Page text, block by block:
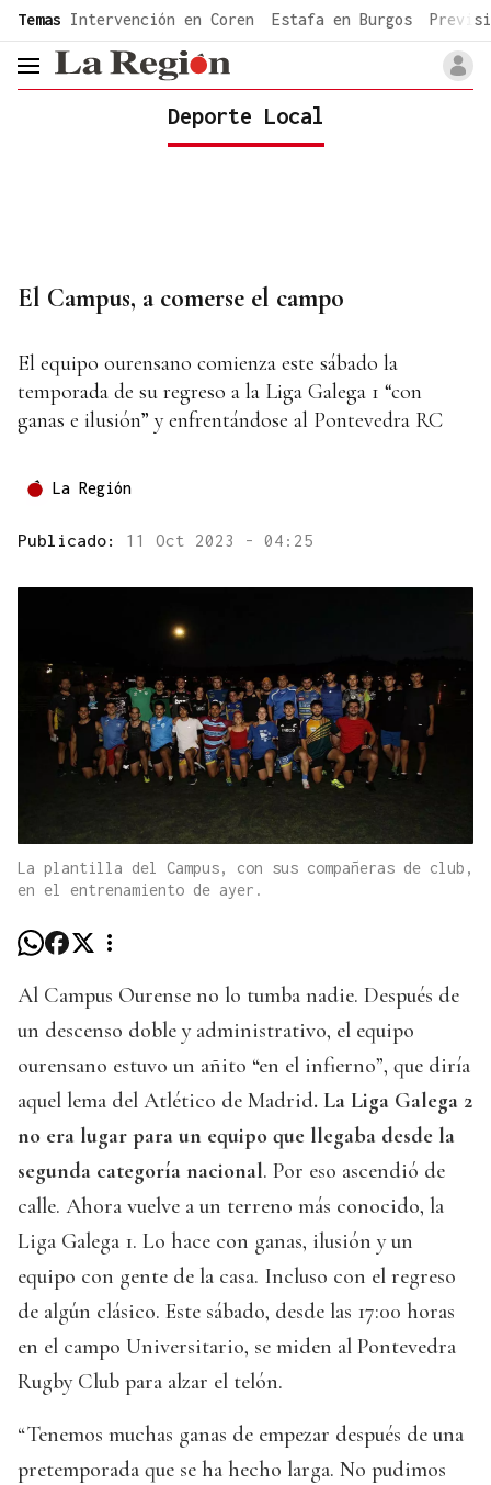
common.go-to-content
Temas Intervención en Coren Estafa en Burgos
header.menu.open
Deporte Local
El Campus, a comerse el campo
El equipo ourensano comienza este sábado la
temporada de su regreso a la Liga Galega 1 “con
ganas e ilusión” y enfrentándose al Pontevedra RC
La Región
Publicado: 11 Oct 2023 - 04:25
La plantilla del Campus, con sus compañeras de club,
en el entrenamiento de ayer.
Al Campus Ourense no lo tumba nadie. Después de
un descenso doble y administrativo, el equipo
ourensano estuvo un añito “en el infierno”, que diría
aquel lema del Atlético de Madrid. La Liga Galega 2
no era lugar para un equipo que llegaba desde la
segunda categoría nacional. Por eso ascendió de
calle. Ahora vuelve a un terreno más conocido, la
Liga Galega 1. Lo hace con ganas, ilusión y un
equipo con gente de la casa. Incluso con el regreso
de algún clásico. Este sábado, desde las 17:00 horas
en el campo Universitario, se miden al Pontevedra
Rugby Club para alzar el telón.
“Tenemos muchas ganas de empezar después de una
pretemporada que se ha hecho larga. No pudimos